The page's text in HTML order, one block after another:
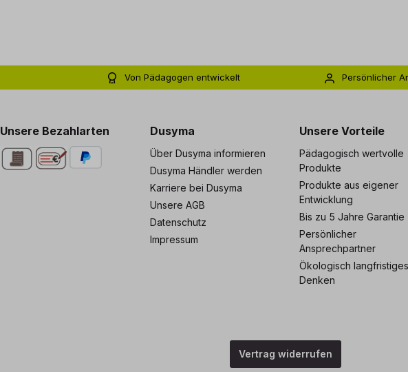
Von Pädagogen entwickelt
Persönlicher
Unsere Bezahlarten Dusyma
Über Dusyma informieren
Dusyma Händler werden
Karriere bei Dusyma
Unsere AGB
Datenschutz
Impressum
Unsere Vorteile
Pädagogisch wertvolle
Produkte
Produkte aus eigener
Entwicklung
Bis zu 5 Jahre Garantie
Persönlicher
Ansprechpartner
Ökologisch langfristiges
Denken
Vertrag widerrufen